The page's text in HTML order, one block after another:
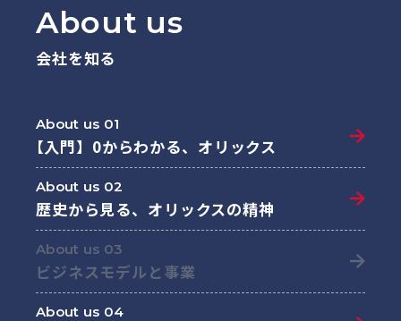
About us
会社を知る
About us 01
【入門】0からわかる、 オリックス
About us 02
歴史から見る、 オリックスの精神
About us 03
ビジネスモデルと 事業
About us 04